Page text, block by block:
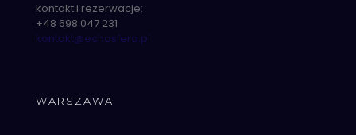
kontakt i rezerwacje:
+48 698 047 231
kontakt@echosfera.pl
WARSZAWA